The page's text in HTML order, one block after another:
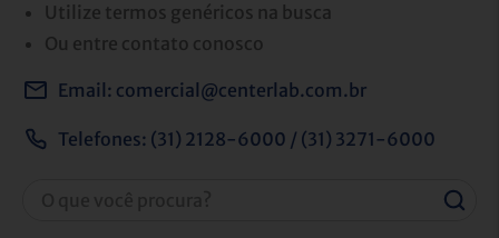
Utilize termos genéricos na busca
Ou entre contato conosco
Email: comercial@centerlab.com.br
Telefones: (31) 2128-6000 / (31) 3271-6000